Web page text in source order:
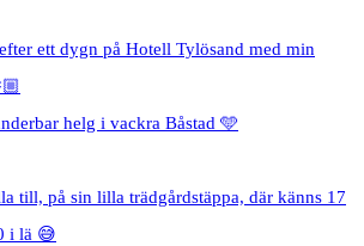
ett dygn på Hotell Tylösand med min
helg i vackra Båstad 🩵
till, på sin lilla trädgårdstäppa, där känns 17
i lä 😅